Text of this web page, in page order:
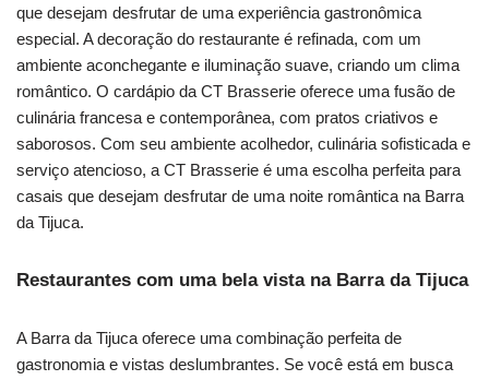
que desejam desfrutar de uma experiência gastronômica
especial. A decoração do restaurante é refinada, com um
ambiente aconchegante e iluminação suave, criando um clima
romântico. O cardápio da CT Brasserie oferece uma fusão de
culinária francesa e contemporânea, com pratos criativos e
saborosos. Com seu ambiente acolhedor, culinária sofisticada e
serviço atencioso, a CT Brasserie é uma escolha perfeita para
casais que desejam desfrutar de uma noite romântica na Barra
da Tijuca.
Restaurantes com uma bela vista na Barra da Tijuca
A Barra da Tijuca oferece uma combinação perfeita de
gastronomia e vistas deslumbrantes. Se você está em busca